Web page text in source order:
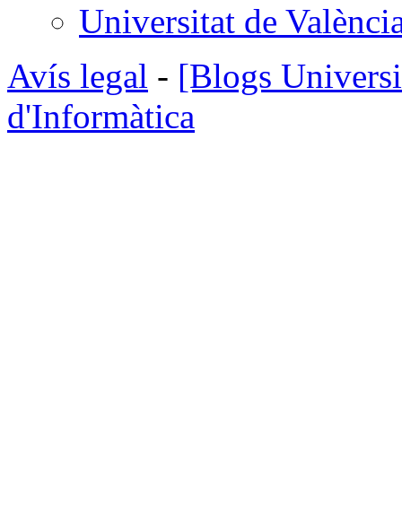
Universitat de
Avís legal - [Blogs
d'Informàtica